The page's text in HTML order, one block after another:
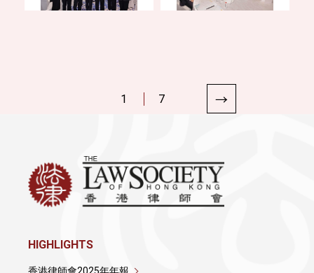
1 7
HIGHLIGHTS